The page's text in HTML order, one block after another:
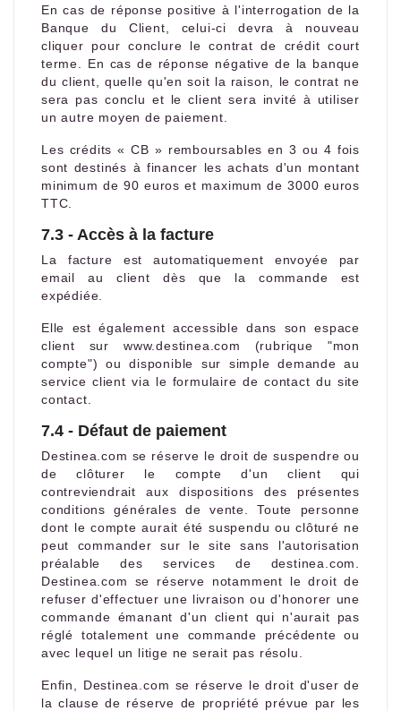
En cas de réponse positive à l'interrogation de la
Banque du Client, celui-ci devra à nouveau
cliquer pour conclure le contrat de crédit court
terme. En cas de réponse négative de la banque
du client, quelle qu'en soit la raison, le contrat ne
sera pas conclu et le client sera invité à utiliser
un autre moyen de paiement.
Les crédits « CB » remboursables en 3 ou 4 fois
sont destinés à financer les achats d'un montant
minimum de 90 euros et maximum de 3000 euros
TTC.
7.3 - Accès à la facture
La facture est automatiquement envoyée par
email au client dès que la commande est
expédiée.
Elle est également accessible dans son espace
client sur www.destinea.com (rubrique "mon
compte") ou disponible sur simple demande au
service client via le formulaire de contact du site
contact.
7.4 - Défaut de paiement
Destinea.com se réserve le droit de suspendre ou
de clôturer le compte d'un client qui
contreviendrait aux dispositions des présentes
conditions générales de vente. Toute personne
dont le compte aurait été suspendu ou clôturé ne
peut commander sur le site sans l'autorisation
préalable des services de destinea.com.
Destinea.com se réserve notamment le droit de
refuser d'effectuer une livraison ou d'honorer une
commande émanant d'un client qui n'aurait pas
réglé totalement une commande précédente ou
avec lequel un litige ne serait pas résolu.
Enfin, Destinea.com se réserve le droit d'user de
la clause de réserve de propriété prévue par les